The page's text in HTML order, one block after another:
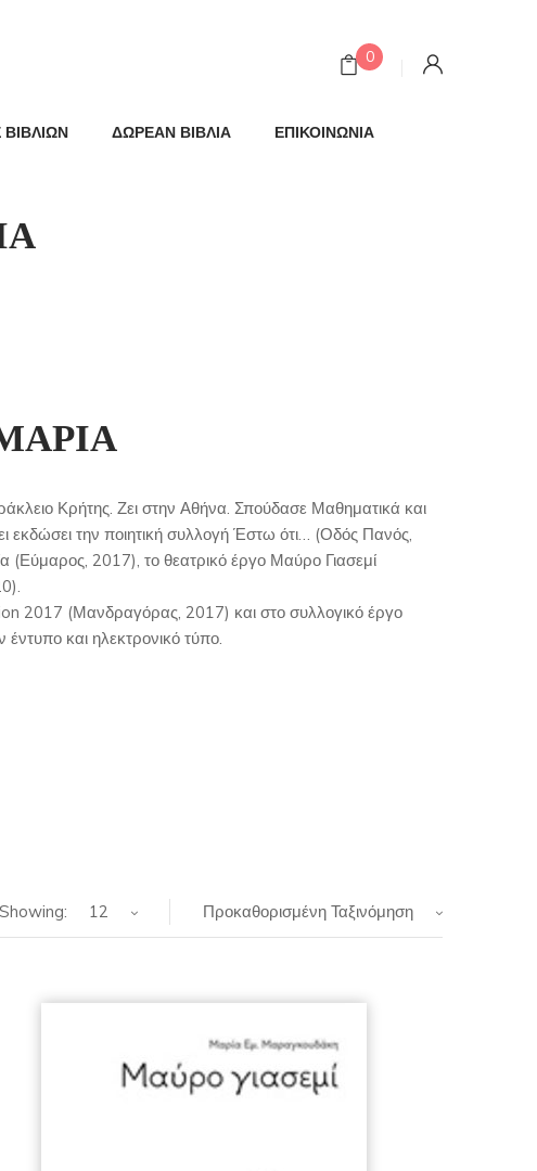
0
ΔΩΡΕΑΝ ΒΙΒΛΙΑ
ΕΠΙΚΟΙΝΩΝΙΑ
Κρήτης. Ζει στην Αθήνα. Σπούδασε Μαθηματικά και
εκδώσει την ποιητική συλλογή Έστω ότι… (Οδός Πανός,
2017), το θεατρικό έργο Μαύρο Γιασεμί
2017 (Μανδραγόρας, 2017) και στο συλλογικό έργο
και ηλεκτρονικό τύπο.
Προκαθορισμένη Ταξινόμηση
Showing: 12